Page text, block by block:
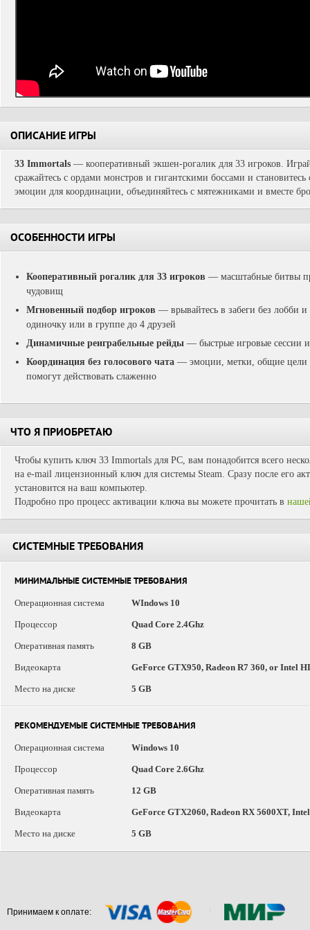
ОПИСАНИЕ ИГРЫ
33 Immortals — кооперативный экшен-рогалик для 33 игроков.
сражайтесь с ордами монстров и гигантскими боссами и
эмоции для координации, объединяйтесь с мятежниками и вместе
ОСОБЕННОСТИ ИГРЫ
Кооперативный рогалик для 33 игроков — масштабные битвы
чудовищ
Мгновенный подбор игроков — врывайтесь в забеги без лобби
одиночку или в группе до 4 друзей
Динамичные реиграбельные рейды — быстрые игровые сессии
Координация без голосового чата — эмоции, метки, общие цели
помогут действовать слаженно
ЧТО Я ПРИОБРЕТАЮ
Чтобы купить ключ 33 Immortals для PC, вам понадобится всего
на e-mail лицензионный ключ для системы Steam. Сразу после его
установится на ваш компьютер.
Подробно про процесс активации ключа вы можете прочитать в
СИСТЕМНЫЕ ТРЕБОВАНИЯ
МИНИМАЛЬНЫЕ СИСТЕМНЫЕ ТРЕБОВАНИЯ
Операционная система
WIndows 10
Процессор Quad Core 2.4Ghz
Оперативная память 8 GB
Видеокарта GeForce GTX950, Radeon R7 360, or Intel
Место на диске 5 GB
РЕКОМЕНДУЕМЫЕ СИСТЕМНЫЕ ТРЕБОВАНИЯ
Операционная система
Windows 10
Процессор Quad Core 2.6Ghz
Оперативная память 12 GB
Видеокарта GeForce GTX2060, Radeon RX 5600XT,
Место на диске 5 GB
Принимаем к оплате: